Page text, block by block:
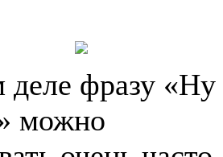
деле фразу
можно